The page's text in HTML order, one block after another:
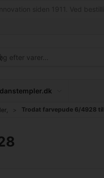
Trodat farvepude 6/4928